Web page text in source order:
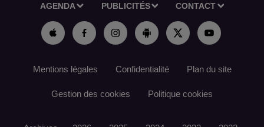
AGENDA PUBLICITÉS CONTACT
Mentions légales Confidentialité Plan du site
Gestion des cookies Politique cookies